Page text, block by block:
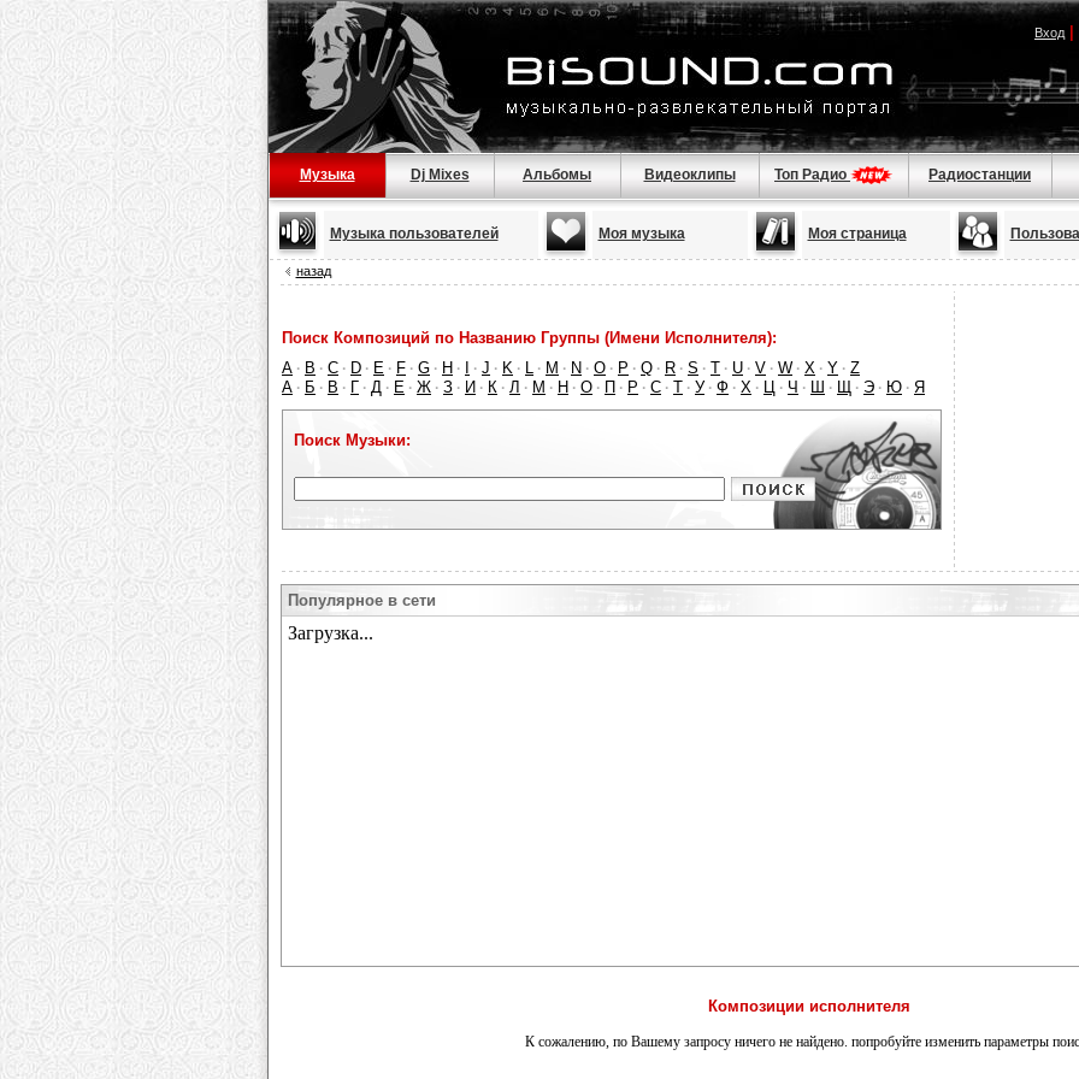
Вход|
Музыка Dj Mixes Альбомы Видеоклипы Топ Радио Радиостанции
Музыка пользователей Моя музыка Моя страница
назад
Поиск Композиций по Названию Группы (Имени Исполнителя):
A · B · C · D · E · F · G · H · · J · K · L · M · N · O · P · Q · R · S · T · U · V · W · X · Y · Z
А · Б · В · Г · Д · Е · Ж · З · И · К · Л · М · Н · О · П · Р · С · Т · У · Ф · Х · Ц · Ч · Ш · Щ · Э · Ю · Я
Поиск Музыки:
Популярное в сети
Композиции исполнителя
К сожалению, по Вашему запросу ничего не найдено. попробуйте изменить параметры